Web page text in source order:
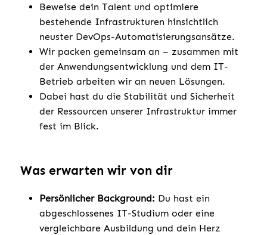
Beweise dein Talent und optimiere
bestehende Infrastrukturen hinsichtlich
neuster DevOps-Automatisierungsansätze.
Wir packen gemeinsam an – zusammen mit
der Anwendungsentwicklung und dem IT-
Betrieb arbeiten wir an neuen Lösungen.
Dabei hast du die Stabilität und Sicherheit
der Ressourcen unserer Infrastruktur immer
fest im Blick.
Was erwarten wir von dir
Persönlicher Background: Du hast ein
abgeschlossenes IT-Studium oder eine
vergleichbare Ausbildung und dein Herz